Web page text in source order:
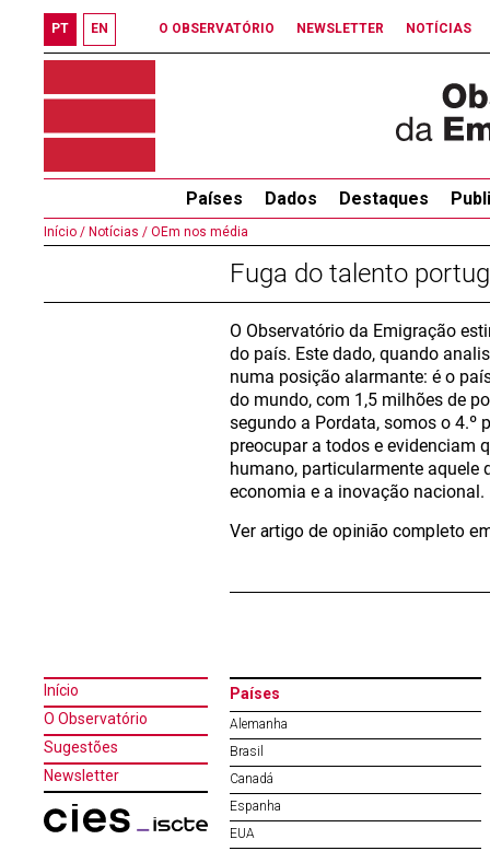
PT EN O OBSERVATÓRIO NEWSLETTER NOTÍCIAS
Países Dados Destaques
Início / Notícias / OEm nos média
Fuga do talento
O Observatório da Emigração
do país. Este dado, quando
numa posição alarmante: é o
do mundo, com 1,5 milhões de
segundo a Pordata, somos o 4.º
preocupar a todos e evidenciam
humano, particularmente aquele
economia e a inovação nacional.
Ver artigo de opinião completo
Início
O Observatório
Sugestões
Newsletter
Países
Alemanha
Brasil
Canadá
Espanha
EUA